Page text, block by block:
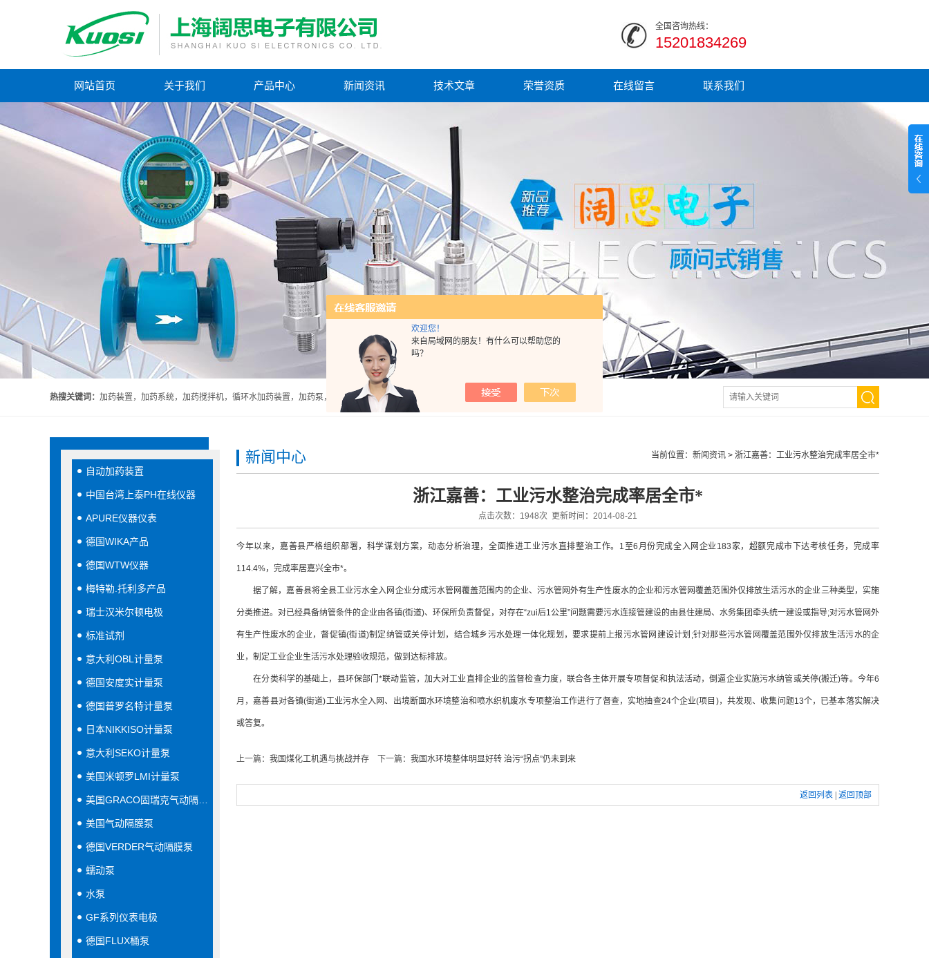
欢迎您！
来自局域网的朋友！有什么可以帮助您的
吗？
全国咨询热线：
15201834269
网站首页 关于我们 产品中心 新闻资讯 技术文章 荣誉资质 在线留言 联系我们
热搜关键词： 加药装置，加药系统，加药搅拌机，循环水加药装置，加药泵，计量泵，气动隔膜泵，PH计，酸度计 |
自动加药装置
中国台湾上泰PH在线仪器
APURE仪器仪表
德国WIKA产品
德国WTW仪器
梅特勒.托利多产品
瑞士汉米尔顿电极
标准试剂
意大利OBL计量泵
德国安度实计量泵
德国普罗名特计量泵
日本NIKKISO计量泵
意大利SEKO计量泵
美国米顿罗LMI计量泵
美国气动隔膜泵
德国VERDER气动隔膜泵
蠕动泵
水泵
GF系列仪表电极
德国FLUX桶泵
当前位置： 新闻资讯 > 浙江嘉善：工业污水整治完成率居全市*
新闻中心
浙江嘉善：工业污水整治完成率居全市*
点击次数：1948次 更新时间：2014-08-21
今年以来，嘉善县严格组织部署，科学谋划方案，动态分析治理，全面推进工业污水直排整治工作。1至6月份完成全入网企业183家，超额完成市下达考核任务，完成率
114.4%，完成率居嘉兴全市*。
据了解，嘉善县将全县工业污水全入网企业分成污水管网覆盖范围内的企业、污水管网外有生产性废水的企业和污水管网覆盖范围外仅排放生活污水的企业三种类型，实施
分类推进。对已经具备纳管条件的企业由各镇(街道)、环保所负责督促，对存在“zui后1公里”问题需要污水连接管建设的由县住建局、水务集团牵头统一建设或指导;对污水管网外
有生产性废水的企业，督促镇(街道)制定纳管或关停计划，结合城乡污水处理一体化规划，要求提前上报污水管网建设计划;针对那些污水管网覆盖范围外仅排放生活污水的企
业，制定工业企业生活污水处理验收规范，做到达标排放。
在分类科学的基础上，县环保部门*联动监管，加大对工业直排企业的监督检查力度，联合各主体开展专项督促和执法活动，倒逼企业实施污水纳管或关停(搬迁)等。今年6
月，嘉善县对各镇(街道)工业污水全入网、出境断面水环境整治和喷水织机废水专项整治工作进行了督查，实地抽查24个企业(项目)，共发现、收集问题13个，已基本落实解决
或答复。
上一篇： 我国煤化工机遇与挑战并存 下一篇： 我国水环境整体明显好转 治污“拐点”仍未到来
返回列表 返回顶部